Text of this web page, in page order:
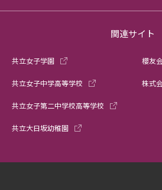
関連サイト
共立女子学園
共立女子中学高等学校
共立女子第二中学校高等学校
共立大日坂幼稚園
櫻友
株式